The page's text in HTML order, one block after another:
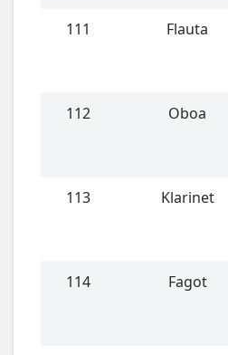
111 Flauta
112 Oboa
113 Klarinet
114 Fagot